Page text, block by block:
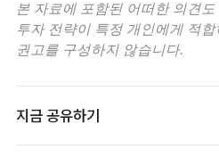
본 자료에 포함된 어떠한 의견
투자 전략이 특정 개인에게 적
권고를 구성하지 않습니다.
지금 공유하기